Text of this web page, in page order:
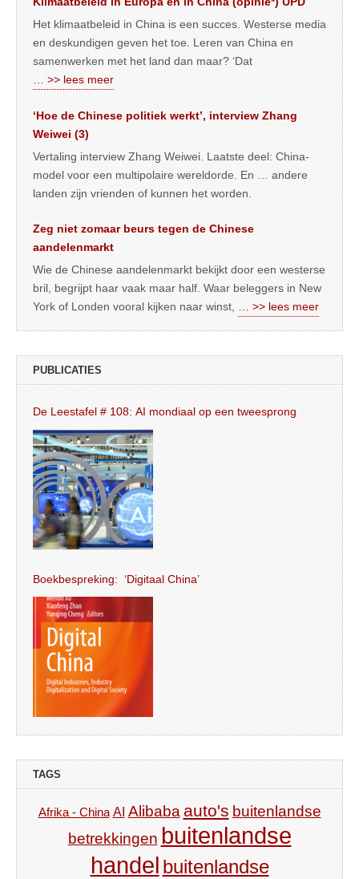
Het klimaatbeleid in China is een succes. Westerse media
en deskundigen geven het toe. Leren van China en
samenwerken met het land dan maar? ‘Dat
… >> lees meer
‘Hoe de Chinese politiek werkt’, interview Zhang
Weiwei (3)
Vertaling interview Zhang Weiwei. Laatste deel: China-
model voor een multipolaire wereldorde. En … andere
landen zijn vrienden of kunnen het worden.
Zeg niet zomaar beurs tegen de Chinese
aandelenmarkt
Wie de Chinese aandelenmarkt bekijkt door een westerse
bril, begrijpt haar vaak maar half. Waar beleggers in New
York of Londen vooral kijken naar winst,
… >> lees meer
PUBLICATIES
De Leestafel # 108: AI mondiaal op een tweesprong
Boekbespreking: ‘Digitaal China’
TAGS
Afrika - China AI Alibaba auto's buitenlandse
betrekkingen buitenlandse
handel buitenlandse